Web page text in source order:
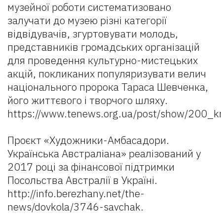
музейної роботи систематизовано
залучати до музею різні категорії
відвідувачів, згуртовувати молодь,
представників громадських організацій
для проведення культурно-мистецьких
акцій, покликаних популяризувати велич
національного пророка Тараса Шевченка,
його життєвого і творчого шляху.
https://www.tenews.org.ua/post/show/
Проєкт «Художники-Амбасадори.
Українська Австраліана» реалізований у
2017 році за фінансової підтримки
Посольства Австралії в Україні.
http://info.berezhany.net/the-
news/dovkola/3746-savchak.